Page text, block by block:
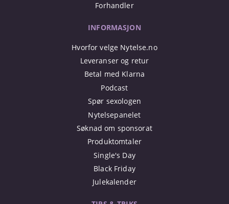
Forhandler
INFORMASJON
Hvorfor velge Nytelse.no
Leveranser og retur
Betal med Klarna
Podcast
Spør sexologen
Nytelsepanelet
Søknad om sponsorat
Produktomtaler
Single's Day
Black Friday
Julekalender